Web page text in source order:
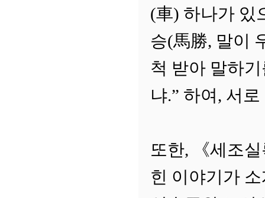
(車) 하나가 있
승(馬勝, 말이
척 받아 말하
냐.” 하여, 서
또한, 《세조
힌 이야기가